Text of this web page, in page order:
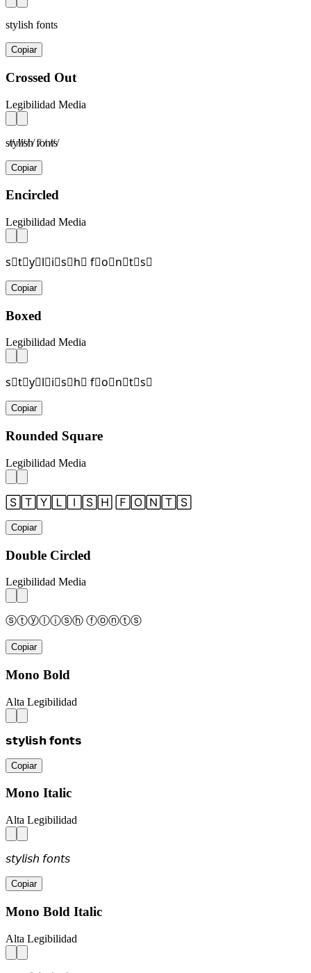
stylish fonts
Copiar
Crossed Out
Legibilidad Media
s̸t̸y̸l̸i̸s̸h̸ f̸o̸n̸t̸s̸
Copiar
Encircled
Legibilidad Media
s⃝t⃝y⃝l⃝i⃝s⃝h⃝ f⃝o⃝n⃝t⃝s⃝
Copiar
Boxed
Legibilidad Media
s⃞t⃞y⃞l⃞i⃞s⃞h⃞ f⃞o⃞n⃞t⃞s⃞
Copiar
Rounded Square
Legibilidad Media
🅂🅃🅈🄻🄸🅂🄷 🄵🄾🄽🅃🅂
Copiar
Double Circled
Legibilidad Media
ⓢⓣⓨⓛⓘⓢⓗ ⓕⓞⓝⓣⓢ
Copiar
Mono Bold
Alta Legibilidad
𝘀𝘁𝘆𝗹𝗶𝘀𝗵 𝗳𝗼𝗻𝘁𝘀
Copiar
Mono Italic
Alta Legibilidad
𝘴𝘵𝘺𝘭𝘪𝘴𝘩 𝘧𝘰𝘯𝘵𝘴
Copiar
Mono Bold Italic
Alta Legibilidad